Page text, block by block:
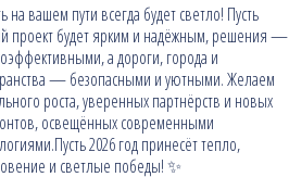
на вашем пути всегда будет светло! Пусть
проект будет ярким и надёжным, решения —
а дороги, города и
— безопасными и уютными. Желаем
роста, уверенных партнёрств и новых
освещённых современными
2026 год принесёт тепло,
и светлые победы! ✨